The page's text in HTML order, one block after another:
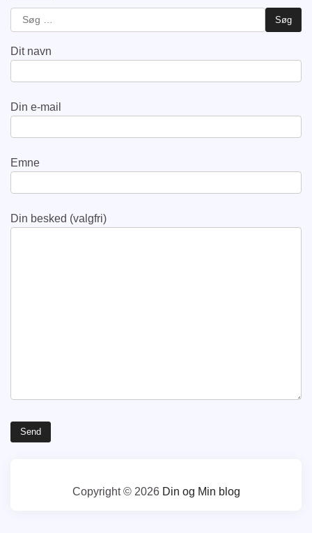
Dit navn
Din e-mail
Emne
Din besked (valgfri)
Copyright © 2026 Din og Min blog